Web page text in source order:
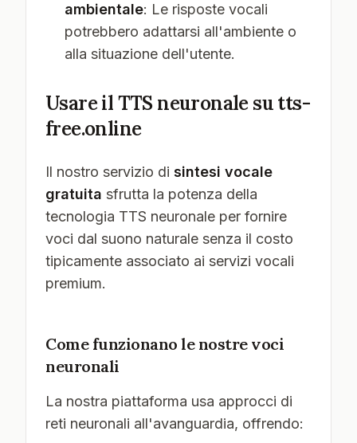
ambientale: Le risposte vocali
potrebbero adattarsi all'ambiente o
alla situazione dell'utente.
Usare il TTS neuronale su tts-
free.online
Il nostro servizio di sintesi vocale
gratuita sfrutta la potenza della
tecnologia TTS neuronale per fornire
voci dal suono naturale senza il costo
tipicamente associato ai servizi vocali
premium.
Come funzionano le nostre voci
neuronali
La nostra piattaforma usa approcci di
reti neuronali all'avanguardia, offrendo: